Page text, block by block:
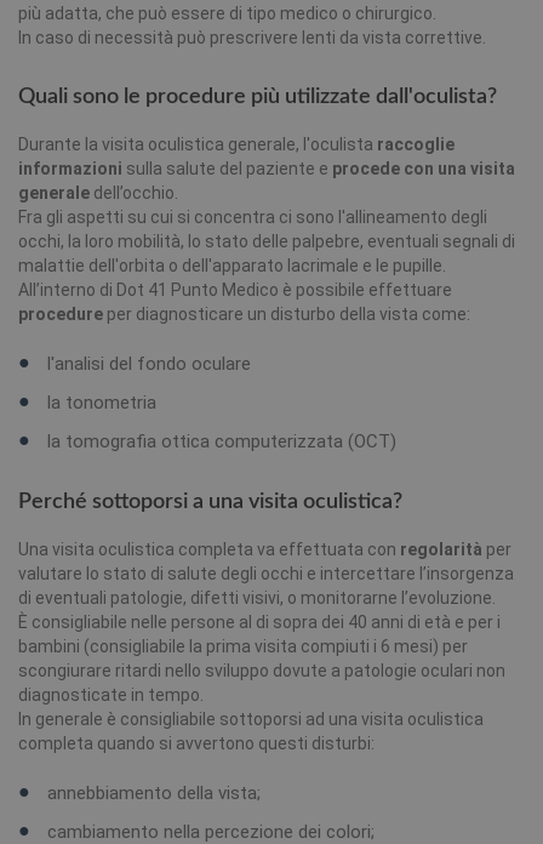
più adatta, che può essere di tipo medico o chirurgico.
In caso di necessità può prescrivere lenti da vista correttive.
Quali sono le procedure più utilizzate dall'oculista?
Durante la visita oculistica generale, l'oculista raccoglie
informazioni sulla salute del paziente e procede con una visita
generale dell’occhio.
Fra gli aspetti su cui si concentra ci sono l'allineamento degli
occhi, la loro mobilità, lo stato delle palpebre, eventuali segnali di
malattie dell'orbita o dell'apparato lacrimale e le pupille.
All’interno di Dot 41 Punto Medico è possibile effettuare
procedure per diagnosticare un disturbo della vista come:
l'analisi del fondo oculare
la tonometria
la tomografia ottica computerizzata (OCT)
Perché sottoporsi a una visita oculistica?
Una visita oculistica completa va effettuata con regolarità per
valutare lo stato di salute degli occhi e intercettare l’insorgenza
di eventuali patologie, difetti visivi, o monitorarne l’evoluzione.
È consigliabile nelle persone al di sopra dei 40 anni di età e per i
bambini (consigliabile la prima visita compiuti i 6 mesi) per
scongiurare ritardi nello sviluppo dovute a patologie oculari non
diagnosticate in tempo.
In generale è consigliabile sottoporsi ad una visita oculistica
completa quando si avvertono questi disturbi:
annebbiamento della vista;
cambiamento nella percezione dei colori;